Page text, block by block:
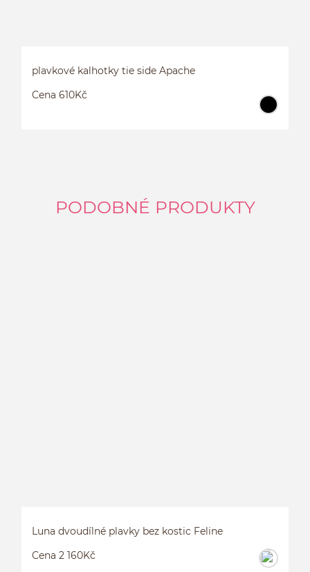
plavkové kalhotky tie side Apache
Cena 610Kč
PODOBNÉ PRODUKTY
Luna dvoudílné plavky bez kostic Feline
Cena 2 160Kč